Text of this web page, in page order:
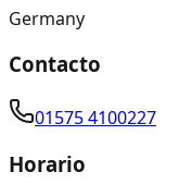
Germany
Contacto
01575 4100227
Horario